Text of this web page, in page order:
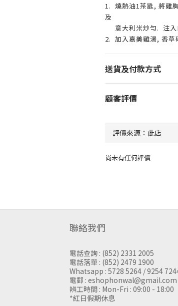
1. 燒熱油1茶匙, 將雞
及
意大利米炒勻. 注入
2. 加入嘉美雞湯, 香草
送貨及付款方式
顧客評價
尚未有任何評價
聯絡我們
電話查詢 : (852) 2331 2005
電話落單 : (852) 2479 1900
Whatsapp : 5728 5264 / 9254
電郵 : eshophonwal@gmail.com
辨工時間 : Mon-Fri : 09:00 - 18:00
*紅日假期休息